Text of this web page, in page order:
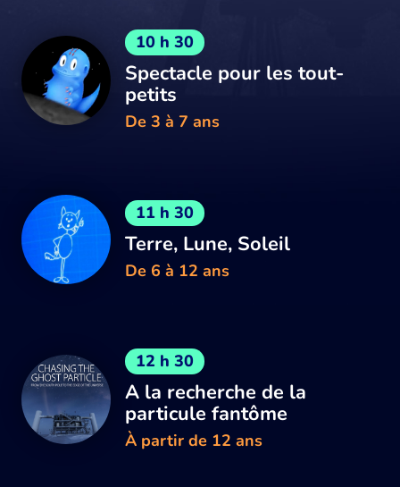
10 h 30
Spectacle pour les tout-
petits
De 3 à 7 ans
11 h 30
Terre, Lune, Soleil
De 6 à 12 ans
12 h 30
A la recherche de la
particule fantôme
À partir de 12 ans